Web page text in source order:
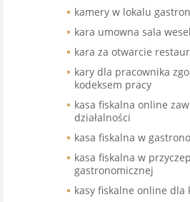
kamery w lokalu
kara umowna sala
kara za otwarcie
kary dla pracownika
kodeksem pracy
kasa fiskalna online
działalności
kasa fiskalna w
kasa fiskalna w
gastronomicznej
kasy fiskalne online dla